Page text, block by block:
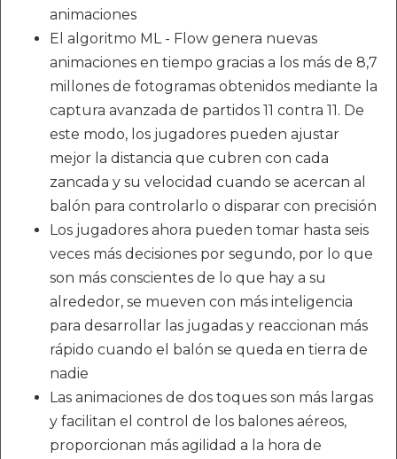
animaciones
El algoritmo ML - Flow genera nuevas
animaciones en tiempo gracias a los más de 8,7
millones de fotogramas obtenidos mediante la
captura avanzada de partidos 11 contra 11. De
este modo, los jugadores pueden ajustar
mejor la distancia que cubren con cada
zancada y su velocidad cuando se acercan al
balón para controlarlo o disparar con precisión
Los jugadores ahora pueden tomar hasta seis
veces más decisiones por segundo, por lo que
son más conscientes de lo que hay a su
alrededor, se mueven con más inteligencia
para desarrollar las jugadas y reaccionan más
rápido cuando el balón se queda en tierra de
nadie
Las animaciones de dos toques son más largas
y facilitan el control de los balones aéreos,
proporcionan más agilidad a la hora de